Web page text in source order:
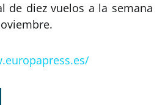
de diez vuelos a la semana